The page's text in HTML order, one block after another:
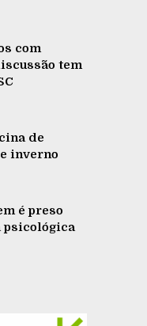
com
tem
de
inverno
é preso
psicológica